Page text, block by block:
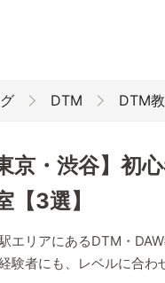
DTM DTM
東京・渋谷】初
【3選】
エリアにあるDTM・
験者にも、レベルに合わ